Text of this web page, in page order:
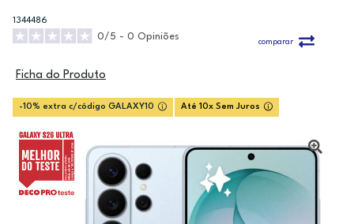
1344486
0/5 - 0 Opiniões
comparar
Ficha do Produto
-10% extra c/código GALAXY10 Até 10x Sem Juros